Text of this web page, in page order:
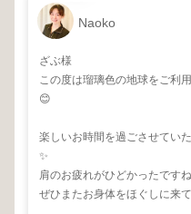
Naoko
ざぶ様
この度は瑠璃色の地球をご利
😊
楽しいお時間を過ごさせてい
✨
肩のお疲れがひどかったです
ぜひまたお身体をほぐしに来